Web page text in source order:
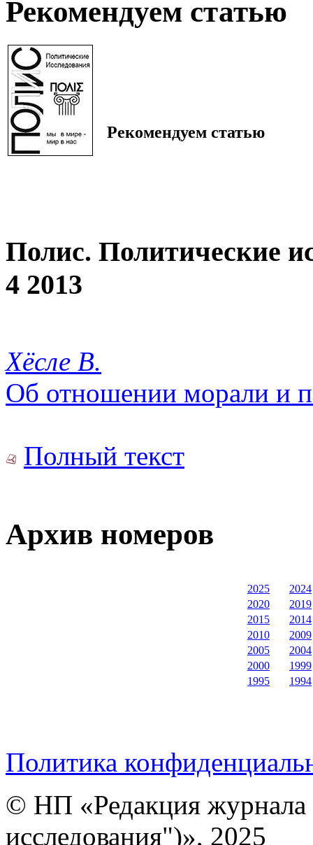
Рекомендуем статью
Рекомендуем статью
Полис. Политические
4 2013
Хёсле В.
Об отношении морали и
Полный текст
Архив номеров
2025
2024
2020
2019
2015
2014
2010
2009
2005
2004
2000
1999
1995
1994
Политика
© НП «Редакция
исследования")», 2025